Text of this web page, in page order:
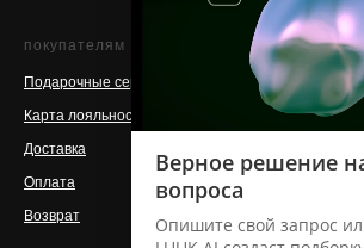
покупателям
Подарочные сертификаты
Карта лояльности
Доставка
Оплата
Возврат
о бренде
Контакты
Команда